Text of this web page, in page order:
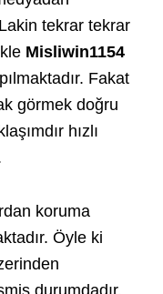
tekrar tekrar
Misliwin1154
Fakat
görmek doğru
hızlı
koruma
Öyle ki
durumdadır.